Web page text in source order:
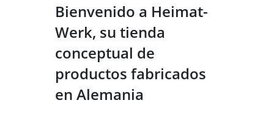
Bienvenido a Heimat-
Werk, su tienda
conceptual de
productos fabricados
en Alemania